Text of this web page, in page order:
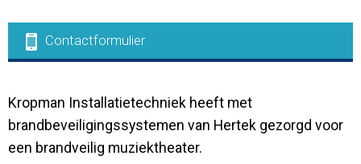
Contactformulier
Kropman Installatietechniek heeft met
brandbeveiligingssystemen van Hertek gezorgd voor
een brandveilig muziektheater.